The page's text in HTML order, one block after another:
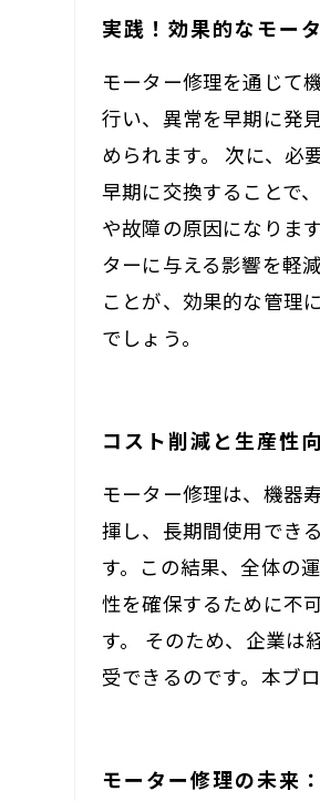
実践！効果的なモー
モーター修理を通じて
行い、異常を早期に発
められます。 次に、必
早期に交換することで
や故障の原因になりま
ターに与える影響を軽
ことが、効果的な管理
でしょう。
コスト削減と生産性
モーター修理は、機器
揮し、長期間使用でき
す。この結果、全体の
性を確保するために不
す。 そのため、企業は
受できるのです。本ブ
モーター修理の未来